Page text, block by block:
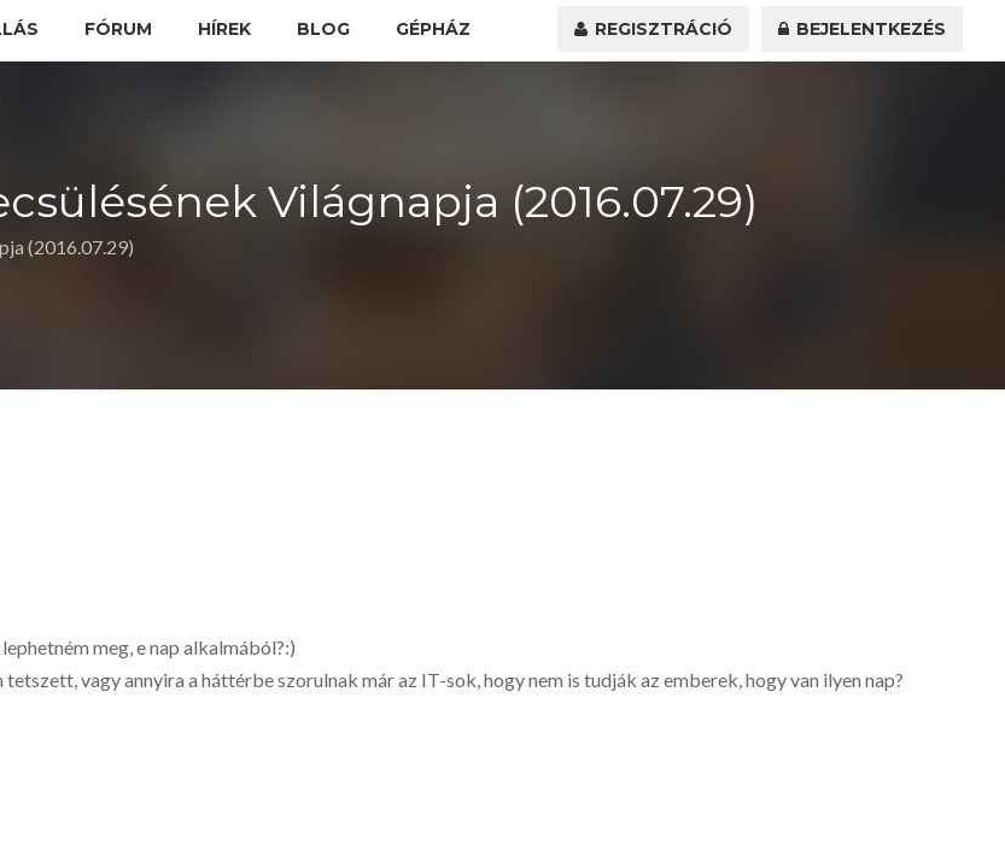
FÓRUM HÍREK BLOG GÉPHÁZ REGISZTRÁCIÓ BEJELENTKEZÉS
Világnapja (2016.07.29)
(2016.07.29)
meg, e nap alkalmából?:)
vagy annyira a háttérbe szorulnak már az IT-sok, hogy nem is tudják az emberek, hogy van ilyen nap?